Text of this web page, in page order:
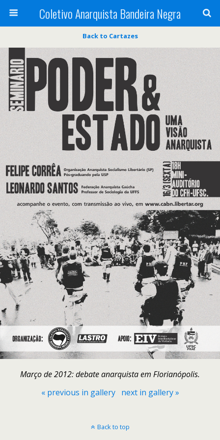
Coletivo Anarquista Bandeira Negra
Back to Cartazes
Março de 2012: debate anarquista em Florianópolis.
« previous in gallery
next in gallery »
Back to top